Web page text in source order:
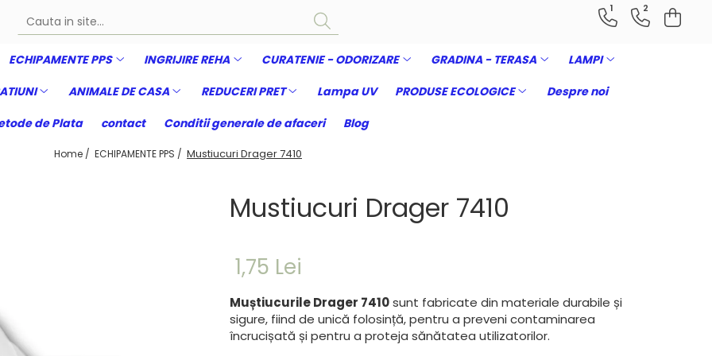
1 2
ECHIPAMENTE PPS INGRIJIRE REHA CURATENIE - ODORIZARE GRADINA - TERASA
LAMPI
ANIMALE DE CASA REDUCERI PRET Lampa UV PRODUSE ECOLOGICE
Despre noi
de Plata
contact Conditii generale de afaceri Blog
Home / ECHIPAMENTE PPS / Mustiucuri Drager 7410
Mustiucuri Drager 7410
1,75 Lei
Muștiucurile Drager 7410sunt fabricate din materiale durabile și
sigure, fiind de unică folosință, pentru a preveni contaminarea
încrucișată și pentru a proteja sănătatea utilizatorilor.